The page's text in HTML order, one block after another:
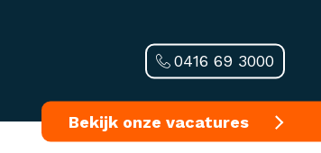
Bekijk onze vacatures
0416 69 3000
en-lease-